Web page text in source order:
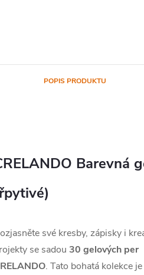
POPIS PRODUKTU
Barevná
své kresby, zápisky i
se sadou 30 gelových per
. Tato bohatá kolekce